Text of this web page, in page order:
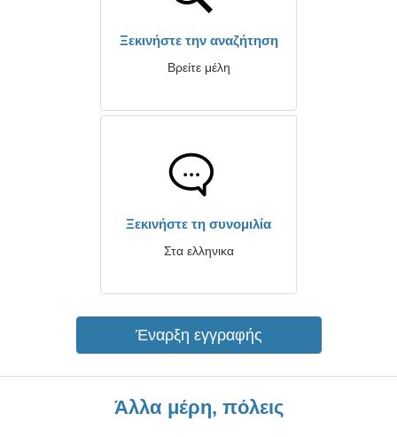
Ξεκινήστε την αναζήτηση
Βρείτε μέλη
Ξεκινήστε τη συνομιλία
Στα ελληνικα
Έναρξη εγγραφής
Άλλα μέρη, πόλεις